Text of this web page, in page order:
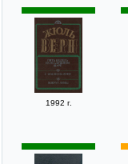
1992 г.